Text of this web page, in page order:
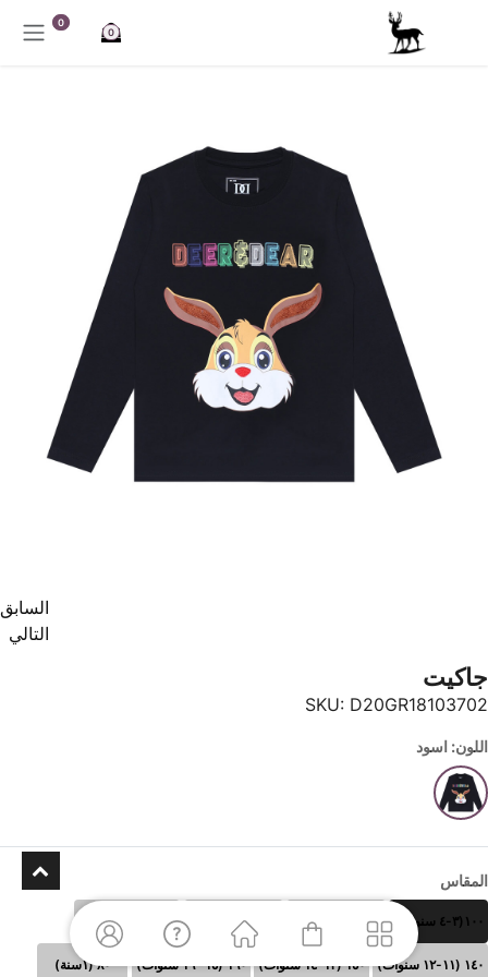
تخطي للذهاب إلى المحتوى
0
0
السابق
التالي
جاكيت
SKU: D20GR18103702
اللون: اسود
المقاس
١٠٠(٣-٤ سنوات) ١١٠ (٥-٦سنوات) ١٣٠ (٩-١٠سنوات)
١٤٠ (١١-١٢ سنوات) ١٥٠ (١٣-١٤ سنوات) ١٦٠ (١٥- ١٦ سنوات) ٨٠ (١سنة)